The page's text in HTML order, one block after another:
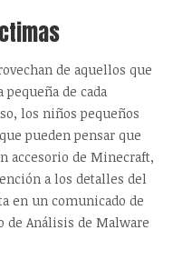
de aquellos que
de cada
los niños pequeños
pueden pensar que
accesorio de Minecraft,
a los detalles del
en un comunicado de
de Análisis de Malware